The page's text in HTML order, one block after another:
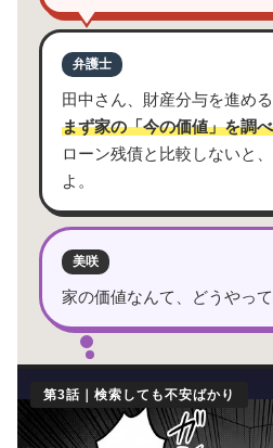
弁護士
田中さん、財産分与を進め
まず家の「今の価値」を調
ローン残債と比較しないと
よ。
美咲
家の価値なんて、どうやっ
第3話｜検索しても不安ばかり